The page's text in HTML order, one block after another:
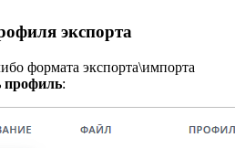
экспорта
формата экспорта\импорта
профиль: